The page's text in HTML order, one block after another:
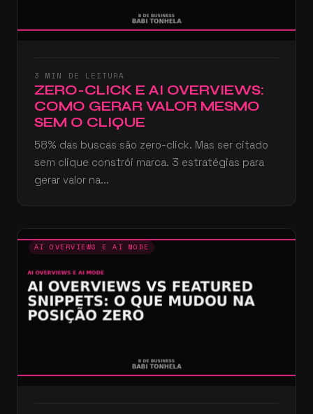
3 MIN DE LEITURA
ZERO-CLICK E AI OVERVIEWS:
COMO GERAR VALOR MESMO
SEM O CLIQUE
58% das buscas são zero-click. Mas ser citado
sem clique constrói marca. 3 estratégias para
gerar valor na...
AI OVERVIEWS E AI MODE